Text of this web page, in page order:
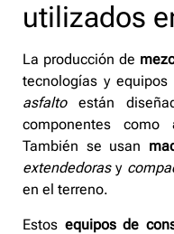
utilizados
La producción de
tecnologías y
asfaltoestán
componentes como
También se usan
extendedorasy
en el terreno.
Estos equipos de